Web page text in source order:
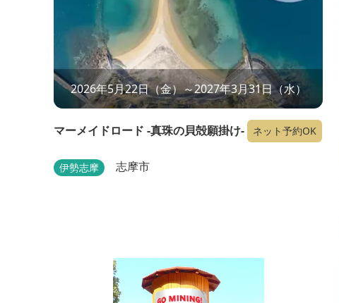
2026年5月22日（金）～2027年3月31日（水）
マーメイドロード -真珠の貝殻願掛け- ネット予約OK
伊勢志摩 志摩市